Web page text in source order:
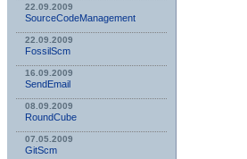
22.09.2009
SourceCodeManagement
22.09.2009
FossilScm
16.09.2009
SendEmail
08.09.2009
RoundCube
07.05.2009
GitScm